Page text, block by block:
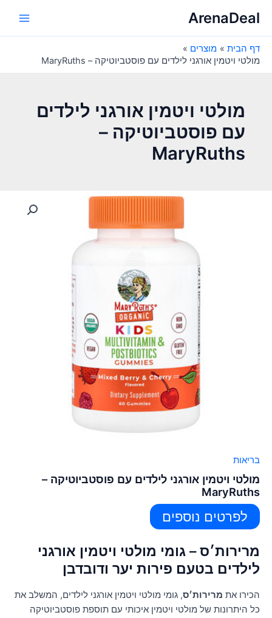
לתוכןArenaDeal
דף הבית
מוצרים
מולטי ויטמין אורגני לילדים עם פוסטביוטיקה – MaryRuths
מולטי ויטמין אורגני לילדים
עם פוסטביוטיקה –
MaryRuths
בריאות
מולטי ויטמין אורגני לילדים עם פוסטביוטיקה –
MaryRuths
לפרטים נוספים
מרירות׳ס – גומי מולטי ויטמין אורגני
לילדים בטעם פירות יער ודובדבן
הכירו את מרירות׳ס, גומי מולטי ויטמין אורגני לילדים, המשלב את
כל היתרונות של מולטי ויטמין איכותי עם תוספת פוסטביוטיקה